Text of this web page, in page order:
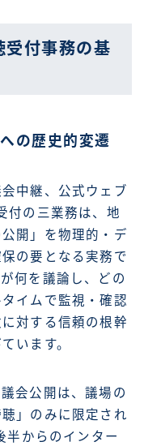
受付事務の基
の歴史的変遷
中継、公式ウェブ
付の三業務は、地
開」を物理的・デ
の要となる実務で
何を議論し、どの
イムで監視・確認
対する信頼の根幹
います。
会公開は、議場の
」のみに限定され
半からのインター